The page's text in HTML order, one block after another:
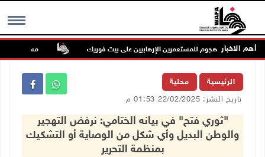
MENU أهم الاخبار
في هجوم للمستعمرين الإرهابيين على بيت فوريك مستعمر إرهابي
الرئيسية محلية
تاريخ النشر: 22/02/2025 01:53 م
"ثوري فتح" في بيانه الختامي: نرفض التهجير
والوطن البديل وأي شكل من الوصاية أو التشكيك
بمنظمة التحرير